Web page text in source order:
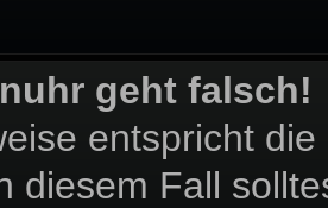
geht falsch!
entspricht
diesem Fall